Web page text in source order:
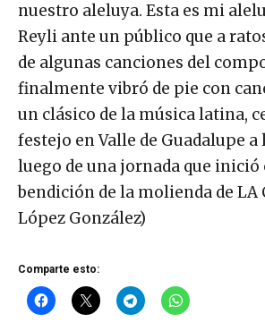
nuestro aleluya. Esta es mi
Reyli ante un público que a
de algunas canciones del
finalmente vibró de pie con
un clásico de la música latina,
festejo en Valle de Guadalupe a
luego de una jornada que inició
bendición de la molienda de LA
López González)
Comparte esto: